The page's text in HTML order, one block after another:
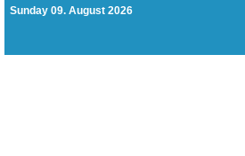
Sunday 09. August 2026